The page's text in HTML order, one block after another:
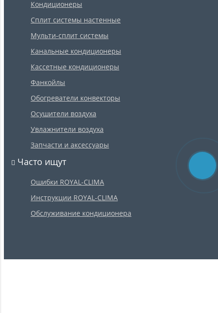
Кондиционеры
Сплит системы настенные
Мульти-сплит системы
Канальные кондиционеры
Кассетные кондиционеры
Фанкойлы
Обогреватели конвекторы
Осушители воздуха
Увлажнители воздуха
Запчасти и аксессуары
Часто ищут
Ошибки ROYAL-CLIMA
Инструкции ROYAL-CLIMA
Обслуживание кондиционера